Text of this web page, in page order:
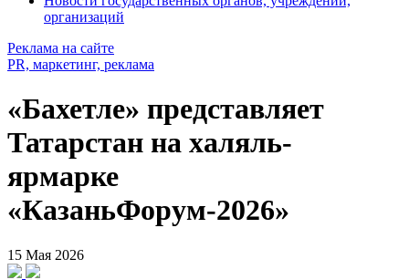
организаций
Реклама на сайте
PR, маркетинг, реклама
«Бахетле» представляет
Татарстан на халяль-
ярмарке
«КазаньФорум-2026»
15 Мая 2026